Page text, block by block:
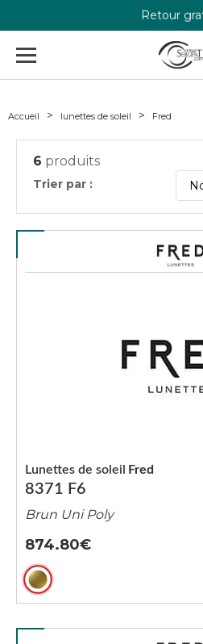
Retour
+33 4 79
Accueil lunettes de soleil Fred
6 produits
Trier par :
8371 F6
Lunettes de soleil Fred
Brun Uni Poly
874.80